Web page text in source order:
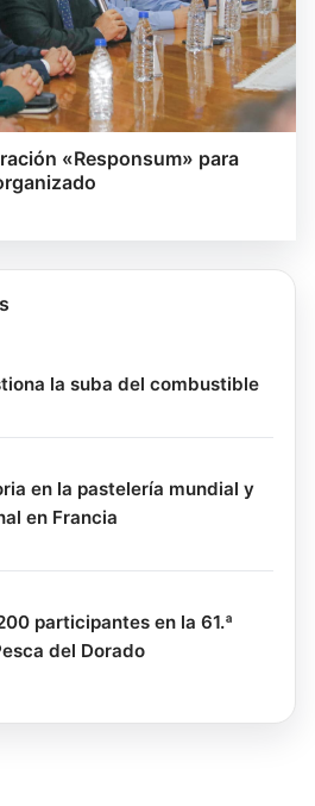
«Responsum» para
la suba del combustible
en la pastelería mundial y
en Francia
participantes en la 61.ª
del Dorado